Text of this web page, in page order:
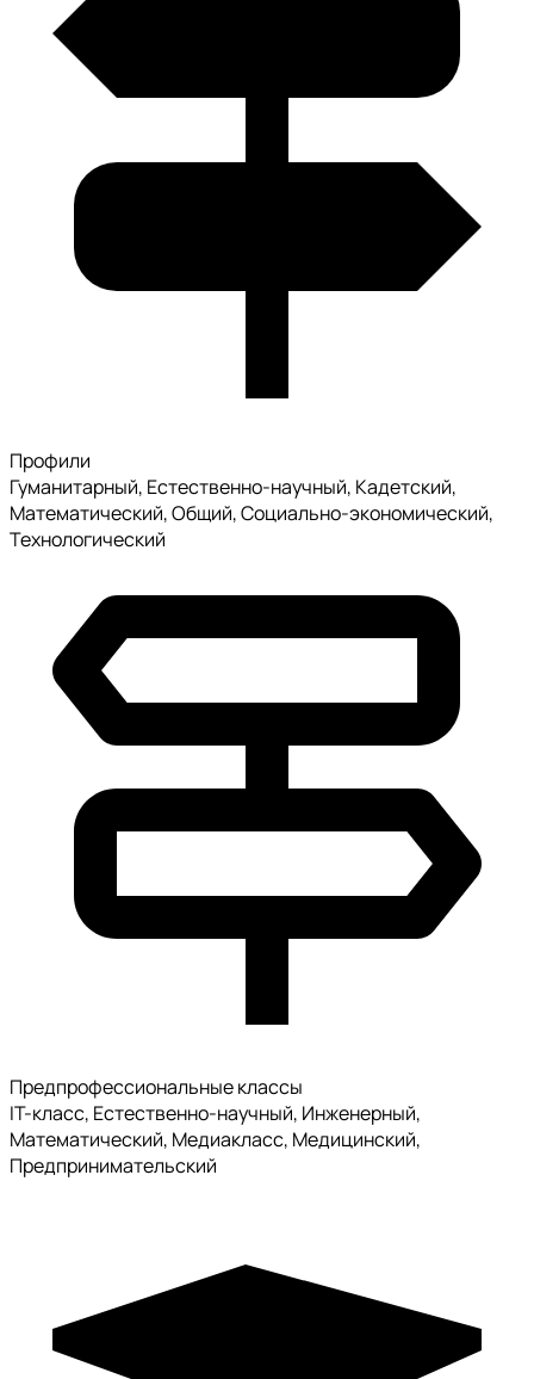
Профили
Гуманитарный, Естественно-научный, Кадетский,
Математический, Общий, Социально-экономический,
Технологический
Предпрофессиональные классы
IT-класс, Естественно-научный, Инженерный,
Математический, Медиакласс, Медицинский,
Предпринимательский